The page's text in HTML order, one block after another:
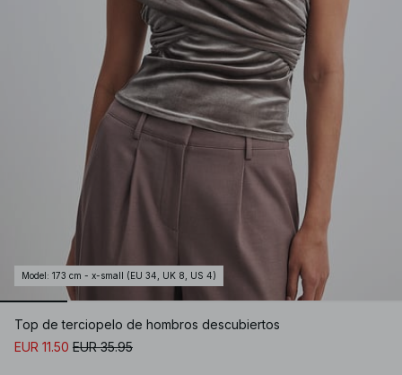
Model : 173 cm - x-small (EU 34, UK 8, US 4)
Top de terciopelo de hombros descubiertos
EUR 11.50 EUR 35.95